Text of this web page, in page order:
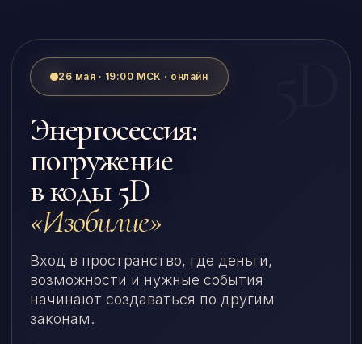
26 мая · 19:00 МСК · онлайн
Энергосессия:
погружение
в коды 5D
«Изобилие»
Вход в пространство, где деньги,
возможности и нужные события
начинают создаваться по другим
законам.